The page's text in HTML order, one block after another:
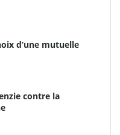
d’une mutuelle
contre la